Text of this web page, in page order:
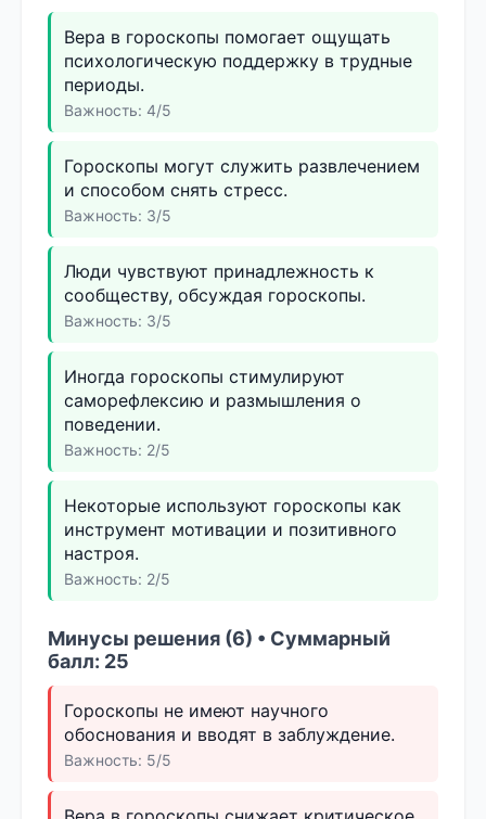
Вера в гороскопы помогает ощущать
психологическую поддержку в трудные
периоды.
Важность: 4/5
Гороскопы могут служить развлечением
и способом снять стресс.
Важность: 3/5
Люди чувствуют принадлежность к
сообществу, обсуждая гороскопы.
Важность: 3/5
Иногда гороскопы стимулируют
саморефлексию и размышления о
поведении.
Важность: 2/5
Некоторые используют гороскопы как
инструмент мотивации и позитивного
настроя.
Важность: 2/5
Минусы решения (6) • Суммарный
балл: 25
Гороскопы не имеют научного
обоснования и вводят в заблуждение.
Важность: 5/5